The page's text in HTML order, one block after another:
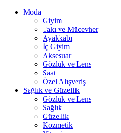
Moda
Giyim
Takı ve Mücevher
Ayakkabı
İç Giyim
Aksesuar
Gözlük ve Lens
Saat
Özel Alışveriş
Sağlık ve Güzellik
Gözlük ve Lens
Sağlık
Güzellik
Kozmetik